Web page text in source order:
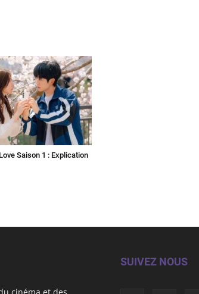
Saison 1 : Explication
SUIVEZ NOUS